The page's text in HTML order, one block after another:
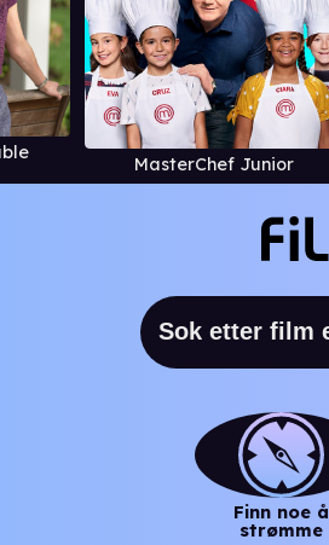
MasterChef Junior
Finn noe å
strømme